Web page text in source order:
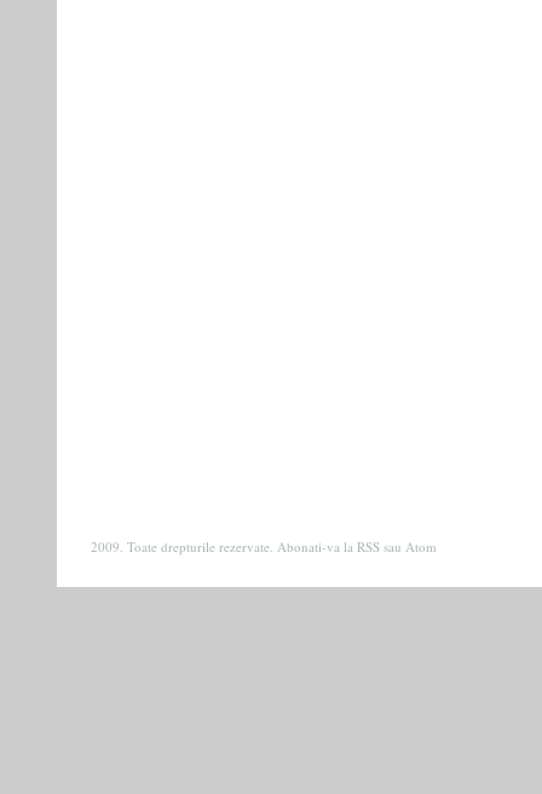
2009. Toate drepturile rezervate. Abonati-va la RSS sau Atom